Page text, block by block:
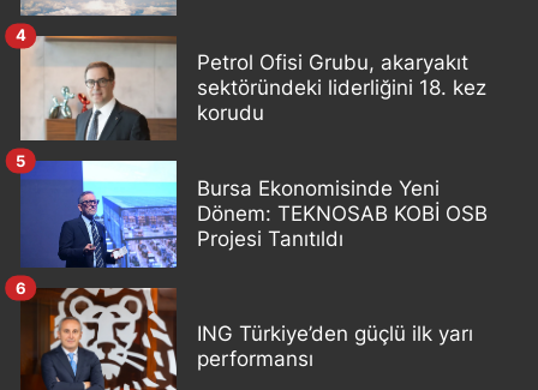
Petrol Ofisi Grubu, akaryakıt
sektöründeki liderliğini 18. kez
korudu
4
Bursa Ekonomisinde Yeni
Dönem: TEKNOSAB KOBİ OSB
Projesi Tanıtıldı
5
ING Türkiye’den güçlü ilk yarı
performansı
6